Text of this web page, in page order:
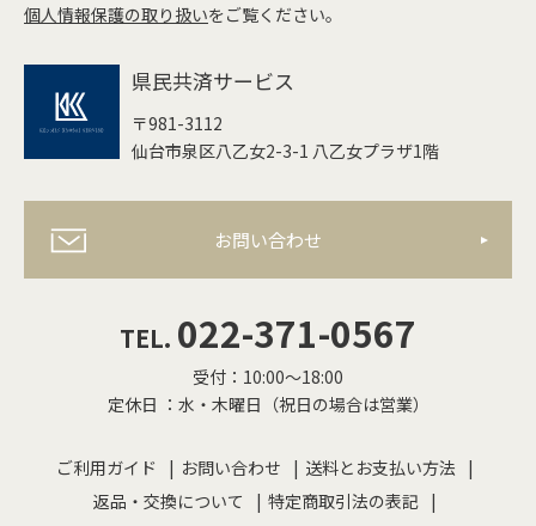
個人情報保護の取り扱いをご覧ください。
県民共済サービス
〒981-3112
仙台市泉区八乙女2-3-1 八乙女プラザ1階
お問い合わせ
TEL. 022-371-0567
受付：10:00〜18:00
定休日 ：水・木曜日（祝日の場合は営業）
ご利用ガイド お問い合わせ
送料とお支払い方法
返品・交換について
特定商取引法の表記